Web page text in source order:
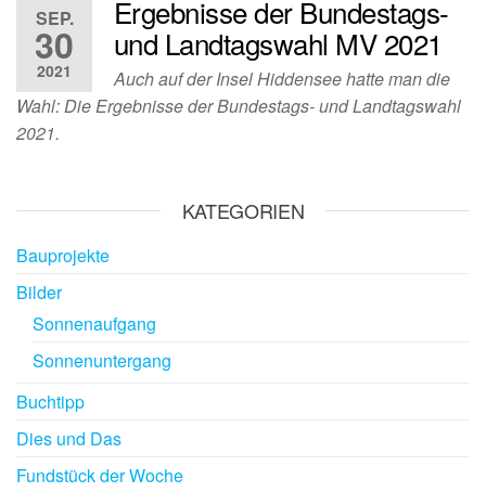
SEP.
30
2021
Ergebnisse der Bundestags-
und Landtagswahl MV 2021
Auch auf der Insel Hiddensee hatte man die
Wahl: Die Ergebnisse der Bundestags- und Landtagswahl
2021.
KATEGORIEN
Bauprojekte
Bilder
Sonnenaufgang
Sonnenuntergang
Buchtipp
Dies und Das
Fundstück der Woche